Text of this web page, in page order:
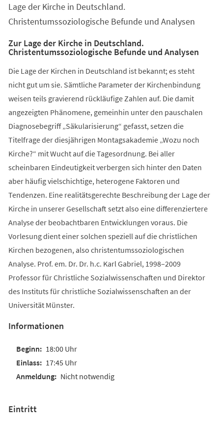
Lage der Kirche in Deutschland.
Christentumssoziologische Befunde und Analysen
Zur Lage der Kirche in Deutschland.
Christentumssoziologische Befunde und Analysen
Die Lage der Kirchen in Deutschland ist bekannt; es steht
nicht gut um sie. Sämtliche Parameter der Kirchenbindung
weisen teils gravierend rückläufige Zahlen auf. Die damit
angezeigten Phänomene, gemeinhin unter den pauschalen
Diagnosebegriff „Säkularisierung“ gefasst, setzen die
Titelfrage der diesjährigen Montagsakademie „Wozu noch
Kirche?“ mit Wucht auf die Tagesordnung. Bei aller
scheinbaren Eindeutigkeit verbergen sich hinter den Daten
aber häufig vielschichtige, heterogene Faktoren und
Tendenzen. Eine realitätsgerechte Beschreibung der Lage der
Kirche in unserer Gesellschaft setzt also eine differenziertere
Analyse der beobachtbaren Entwicklungen voraus. Die
Vorlesung dient einer solchen speziell auf die christlichen
Kirchen bezogenen, also christentumssoziologischen
Analyse. Prof. em. Dr. Dr. h.c. Karl Gabriel, 1998–2009
Professor für Christliche Sozialwissenschaften und Direktor
des Instituts für christliche Sozialwissenschaften an der
Universität Münster.
Informationen
18:00 Uhr
17:45 Uhr
Nicht notwendig
Eintritt